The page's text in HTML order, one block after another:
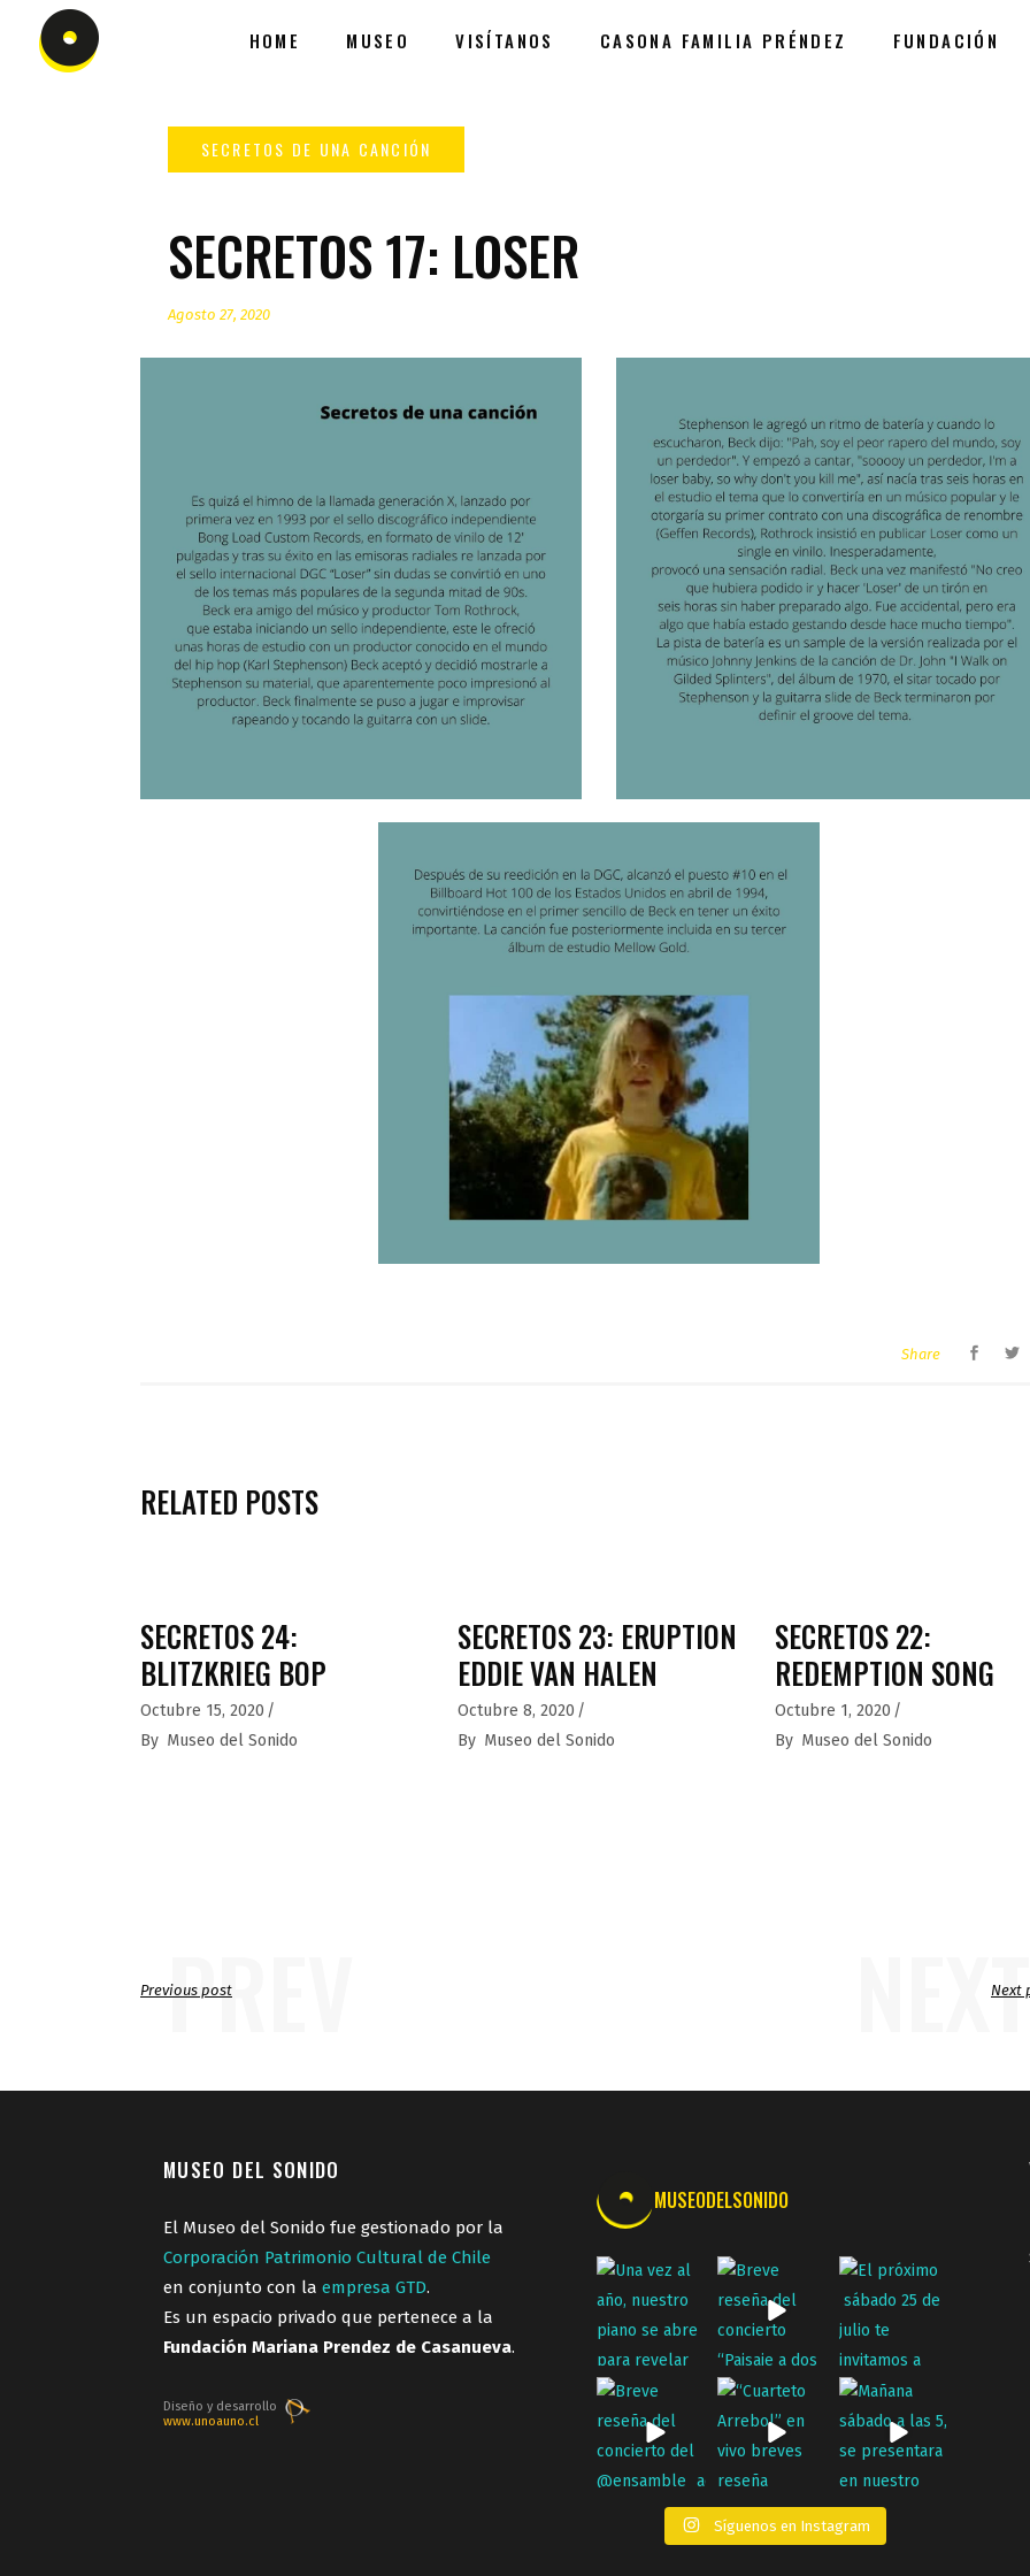
HOME MUSEO VISÍTANOS CASONA FAMILIA PRÉNDEZ FUNDACIÓN
SECRETOS 17: LOSER
Agosto 27, 2020
Share
RELATED POSTS
SECRETOS 24:
BLITZKRIEG BOP
Octubre 15, 2020
By Museo del Sonido
SECRETOS 23: ERUPTION
EDDIE VAN HALEN
Octubre 8, 2020
By Museo del Sonido
SECRETOS 22:
REDEMPTION SONG
Octubre 1, 2020
By Museo del Sonido
PREV
Previous post NEXT
Next
MUSEO DEL SONIDO
El Museo del Sonido fue gestionado por la
Corporación Patrimonio Cultural de Chile
en conjunto con la empresa GTD.
Es un espacio privado que pertenece a la
Fundación Mariana Prendez de Casanueva.
Diseño y desarrollo
www.unoauno.cl
MUSEODELSONIDO
Síguenos en Instagram